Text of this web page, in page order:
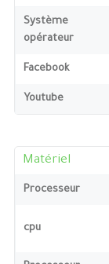
Système
opérateur
Facebook
Youtube
Matériel
Processeur
cpu